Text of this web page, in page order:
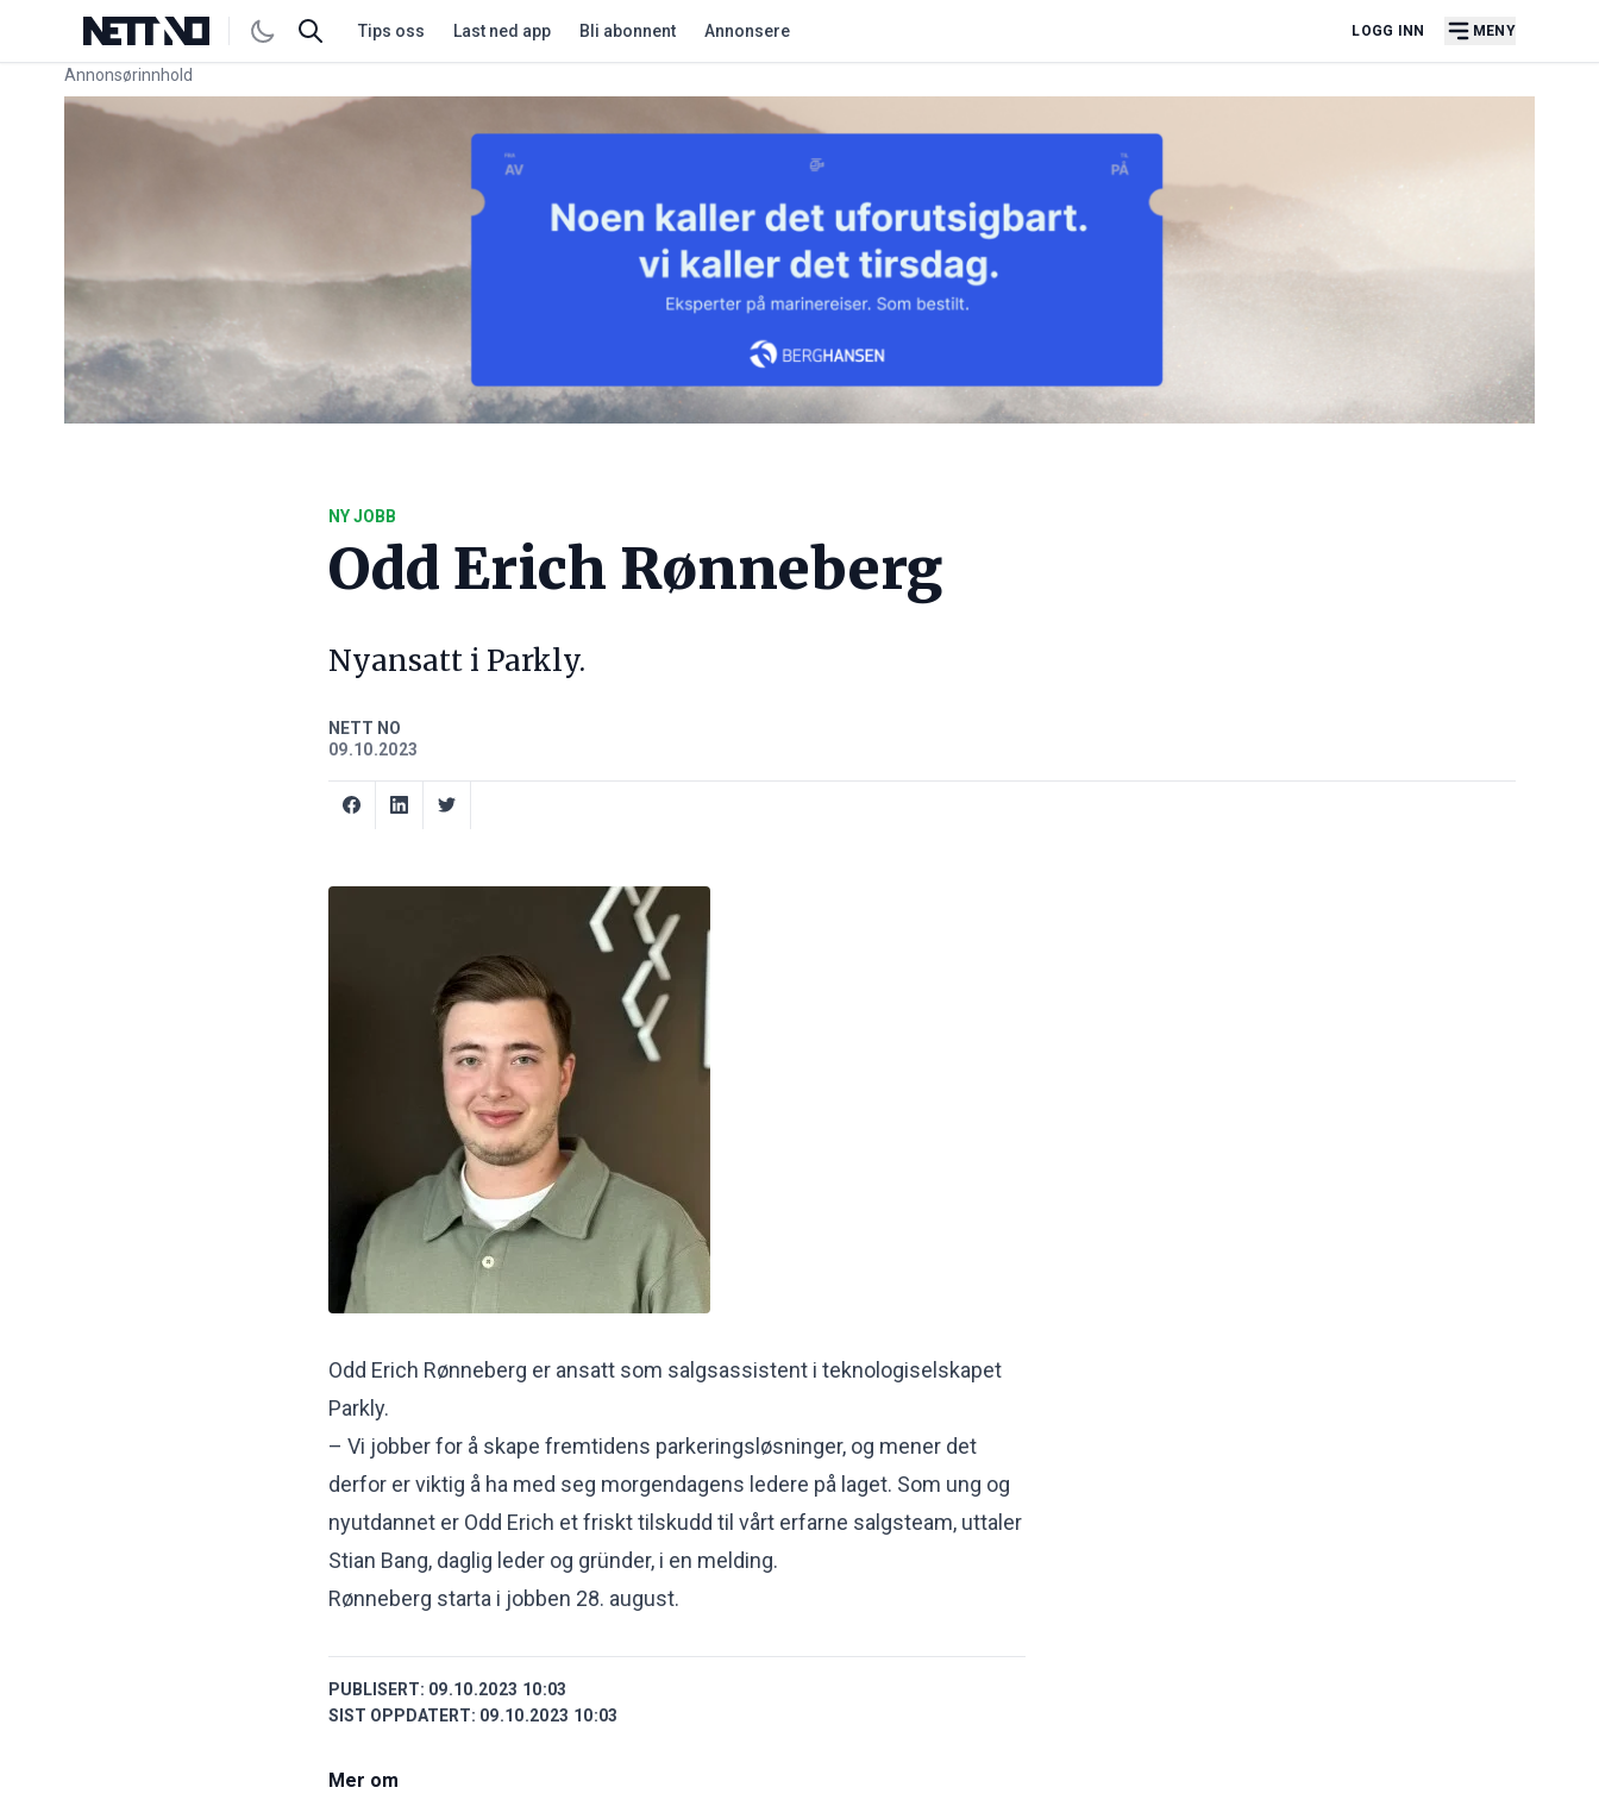
Tips oss Last ned app Bli abonnent Annonsere LOGG INN MENY
Annonsørinnhold
Link for annonse
NY JOBB
Odd Erich Rønneberg
Nyansatt i Parkly.
NETT NO
09.10.2023
Odd Erich Rønneberg er ansatt som salgsassistent i teknologiselskapet
Parkly.
– Vi jobber for å skape fremtidens parkeringsløsninger, og mener det
derfor er viktig å ha med seg morgendagens ledere på laget. Som ung og
nyutdannet er Odd Erich et friskt tilskudd til vårt erfarne salgsteam, uttaler
Stian Bang, daglig leder og gründer, i en melding.
Rønneberg starta i jobben 28. august.
PUBLISERT: 09.10.2023 10:03
SIST OPPDATERT: 09.10.2023 10:03
Mer om